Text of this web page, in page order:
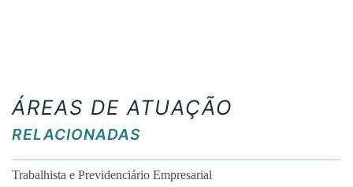
ÁREAS DE ATUAÇÃO
RELACIONADAS
Trabalhista e Previdenciário Empresarial